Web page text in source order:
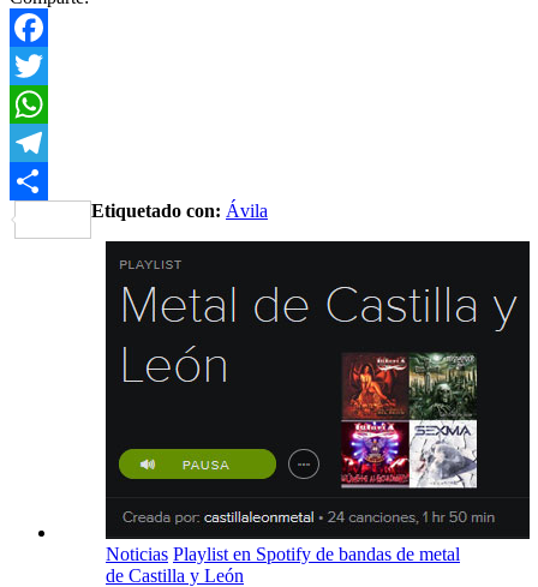
Facebook
Twitter
WhatsApp
Telegram
Share
Etiquetado con: Ávila
Noticias Playlist en Spotify de bandas de metal
de Castilla y León